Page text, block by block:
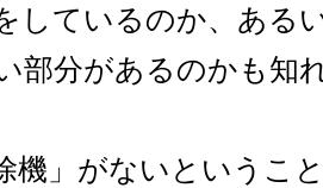
しているのか、ある
部分があるのかも知
機」がないというこ